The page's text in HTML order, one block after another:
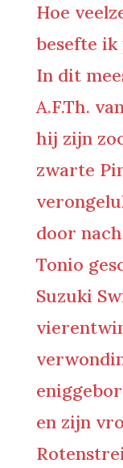
Hoe
besefte ik
In dit
A.F.Th.
hij zijn
zwarte
door
Tonio
Suzuki
en zijn